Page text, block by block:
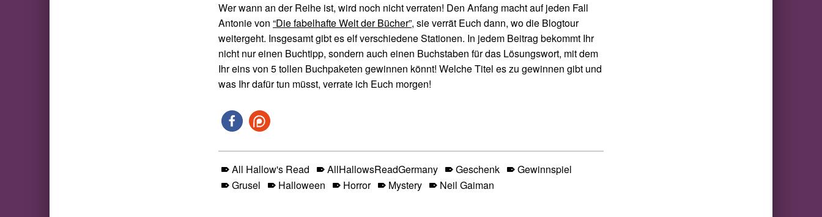
Wer wann an der Reihe ist, wird noch nicht verraten! Den Anfang macht auf jeden Fall
Antonie von “Die fabelhafte Welt der Bücher”, sie verrät Euch dann, wo die Blogtour
weitergeht. Insgesamt gibt es elf verschiedene Stationen. In jedem Beitrag bekommt Ihr
nicht nur einen Buchtipp, sondern auch einen Buchstaben für das Lösungswort, mit dem
Ihr eins von 5 tollen Buchpaketen gewinnen könnt! Welche Titel es zu gewinnen gibt und
was Ihr dafür tun müsst, verrate ich Euch morgen!
All Hallow's Read AllHallowsReadGermany Geschenk
Gewinnspiel
Grusel
Halloween Horror Mystery
Neil Gaiman